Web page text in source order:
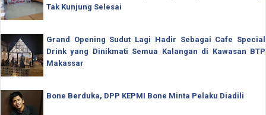
Tak Kunjung Selesai
Grand Opening Sudut Lagi Hadir Sebagai Cafe Special
Drink yang Dinikmati Semua Kalangan di Kawasan BTP
Makassar
Bone Berduka, DPP KEPMI Bone Minta Pelaku Diadili